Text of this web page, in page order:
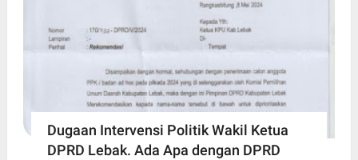
Dugaan Intervensi Politik Wakil Ketua
DPRD Lebak. Ada Apa dengan DPRD